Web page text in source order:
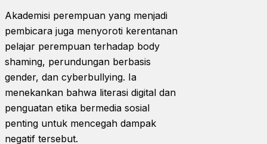
Akademisi perempuan yang menjadi
pembicara juga menyoroti kerentanan
pelajar perempuan terhadap body
shaming, perundungan berbasis
gender, dan cyberbullying. Ia
menekankan bahwa literasi digital dan
penguatan etika bermedia sosial
penting untuk mencegah dampak
negatif tersebut.